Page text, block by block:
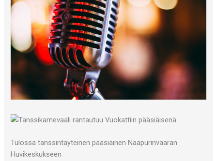
Tulossa tanssintäyteinen pääsiäinen Naapurinvaaran
Huvikeskukseen